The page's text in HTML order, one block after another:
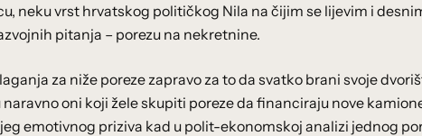
neku vrst hrvatskog političkog Nila na čijim se lijevim i
pitanja – porezu na nekretnine.
za niže poreze zapravo za to da svatko brani svoje
oni koji žele skupiti poreze da financiraju nove
emotivnog priziva kad u polit-ekonomskoj analizi jednog